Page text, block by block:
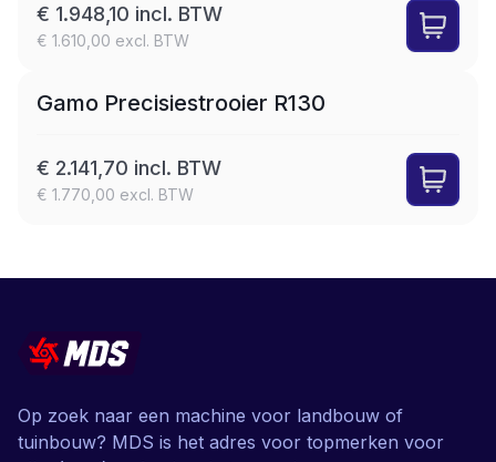
€ 1.948,10 incl. BTW
€ 1.610,00 excl. BTW LEASE
Gamo Precisiestrooier R130
€ 2.141,70 incl. BTW
€ 1.770,00 excl. BTW
Op zoek naar een machine voor landbouw of
tuinbouw? MDS is het adres voor topmerken voor